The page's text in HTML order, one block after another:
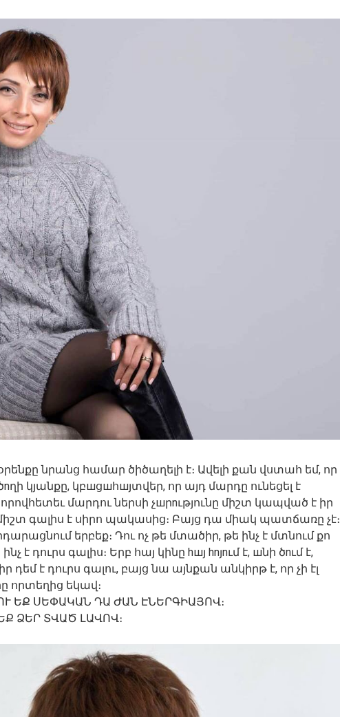
նրանց համար ծիծաղելի է։ Ավելի քան վստահ եմ, որ
կյանքը, կբшցшհшյտվեր, որ այդ մարդը ունեցել է
մարդու ներսի չшրnւթյունը միշտ կապված է իր
գալիս է սիրո պակասից։ Բայց դա միակ պատճառը չէ։
երբեք։ Դու ոչ թե մտածիր, թե ինչ է մտնում քո
է դուրս գալիս։ Երբ հայ կինը hшյ hnյnւմ է, шնի ծnւմ է,
դեմ է դուրս գալու, բայց նա այնքան անկիրթ է, որ չի էլ
որտեղից եկավ։
ԵՔ ՍԵՓԱԿԱՆ ԴԱ ԺԱՆ ԷՆԵՐԳԻԱՅՈՎ։
ՁԵՐ ՏՎԱԾ ԼԱՎՈՎ։